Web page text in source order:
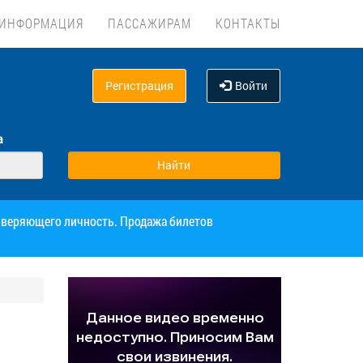
ПАССАЖИРАМ КОНТАКТЫ
Регистрация Войти
личность. Продажа билетов